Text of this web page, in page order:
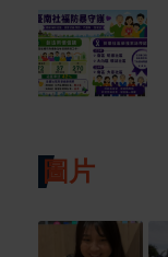
圖片